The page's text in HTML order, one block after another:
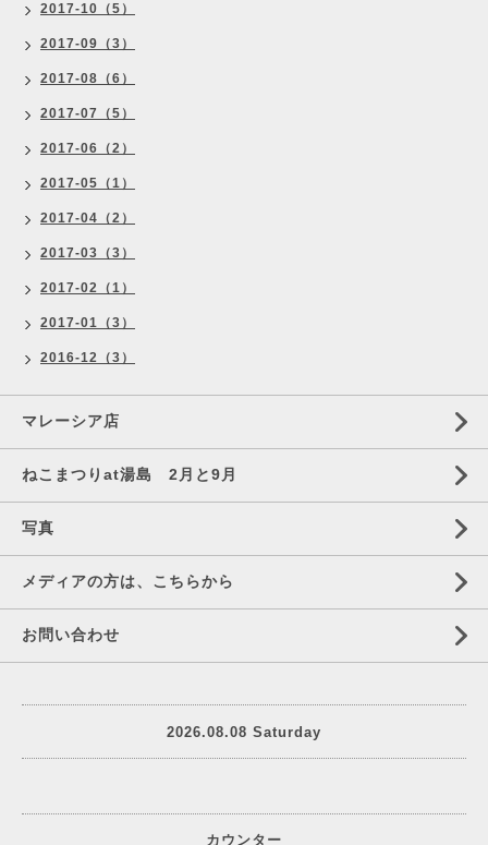
2017-10（5）
2017-09（3）
2017-08（6）
2017-07（5）
2017-06（2）
2017-05（1）
2017-04（2）
2017-03（3）
2017-02（1）
2017-01（3）
2016-12（3）
マレーシア店
ねこまつりat湯島 2月と9月
写真
メディアの方は、こちらから
お問い合わせ
2026.08.08 Saturday
カウンター